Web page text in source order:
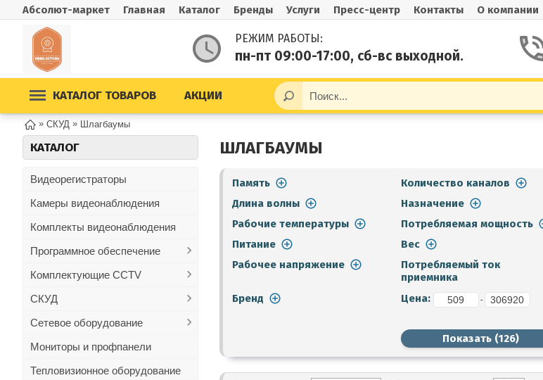
Абсолют-маркет Главная Каталог Бренды Услуги Пресс-центр Контакты О компании
РЕЖИМ РАБОТЫ:
пн-пт 09:00-17:00, сб-вс выходной.
КАТАЛОГ ТОВАРОВ АКЦИИ
» СКУД » Шлагбаумы
КАТАЛОГ
Видеорегистраторы
Камеры видеонаблюдения
Комплекты видеонаблюдения
Программное обеспечение
Комплектующие CCTV
СКУД
Сетевое оборудование
Мониторы и профпанели
Тепловизионное оборудование
ШЛАГБАУМЫ
Память Количество каналов
Длина волны
Назначение
Рабочие температуры
Потребляемая мощность
Питание
Вес
Рабочее напряжение
Потребляемый ток
приемника
Бренд Цена: -